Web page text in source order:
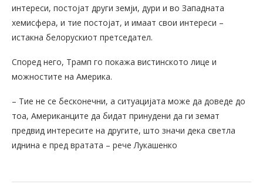
интереси, постојат други земји, дури и во Западната
хемисфера, и тие постојат, и имаат свои интереси –
истакна белорускиот претседател.
Според него, Трамп го покажа вистинското лице и
можностите на Америка.
– Тие не се бесконечни, а ситуацијата може да доведе до
тоа, Американците да бидат принудени да ги земат
предвид интересите на другите, што значи дека светла
иднина е пред вратата – рече Лукашенко